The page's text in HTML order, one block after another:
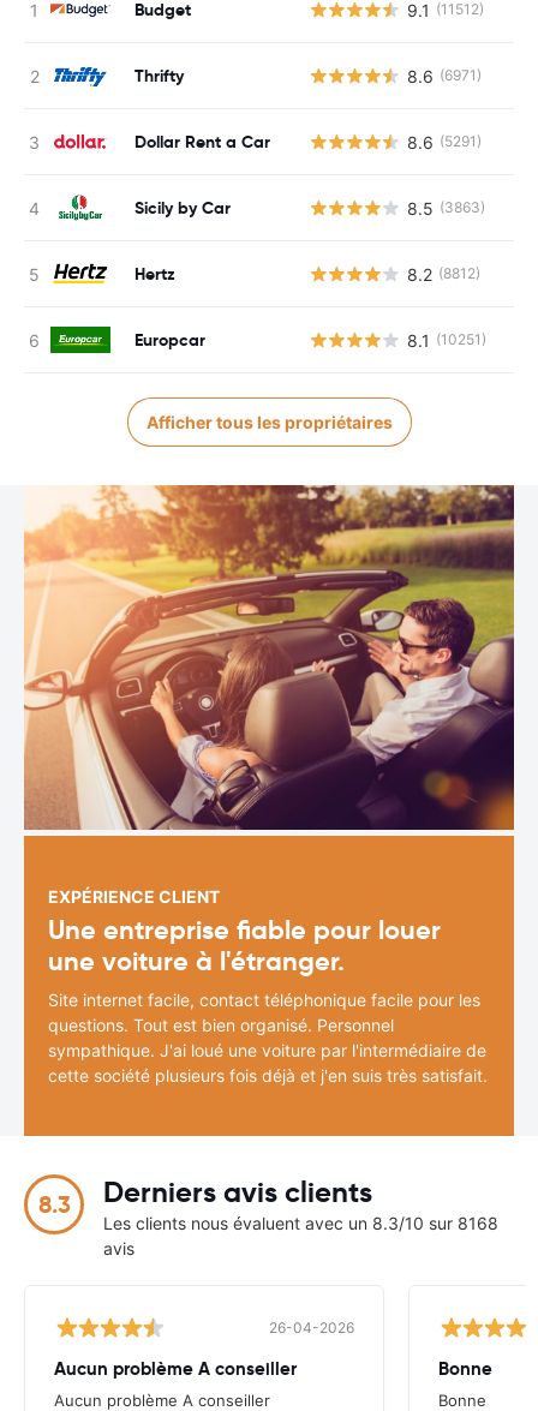
Budget 9.1 (11512)
Thrifty 8.6 (6971)
Dollar Rent a Car 8.6 (5291)
Sicily by Car 8.5 (3863)
Hertz 8.2 (8812)
Europcar 8.1 (10251)
Afficher tous les propriétaires
EXPÉRIENCE CLIENT
Une entreprise fiable pour louer
une voiture à l'étranger.
Site internet facile, contact téléphonique facile pour les
questions. Tout est bien organisé. Personnel
sympathique. J'ai loué une voiture par l'intermédiaire de
cette société plusieurs fois déjà et j'en suis très satisfait.
8.3 Derniers avis clients
Les clients nous évaluent avec un 8.3/10 sur 8168
avis
26-04-2026
Aucun problème A conseiller
Aucun problème A conseiller
Bonne
Bonne